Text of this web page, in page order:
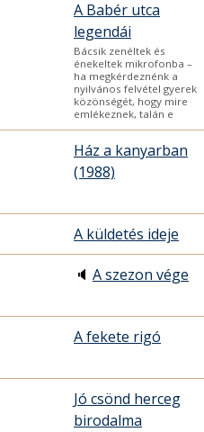
A Babér utca
legendái
Bácsik zenéltek és
énekeltek mikrofonba –
ha megkérdeznénk a
nyilvános felvétel gyerek
közönségét, hogy mire
emlékeznek, talán e
Ház a kanyarban
(1988)
A küldetés ideje
🔈 A szezon vége
A fekete rigó
Jó csönd herceg
birodalma